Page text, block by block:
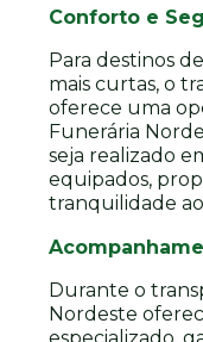
Conforto e
Para destinos
mais curtas, o
oferece uma
Funerária
seja realizado
equipados,
tranquilidade
Durante o
Nordeste